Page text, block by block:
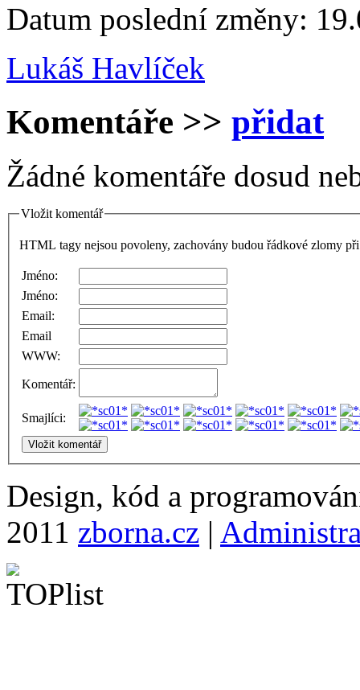
Datum poslední změny:
Lukáš Havlíček
Komentáře >> přidat
Žádné komentáře dosud
Vložit komentář
HTML tagy nejsou povoleny, zachovány budou řádkové zlomy
Jméno:
Jméno:
Email:
Email
WWW:
Komentář:
Smajlíci:
Design, kód a
2011 zborna.cz |